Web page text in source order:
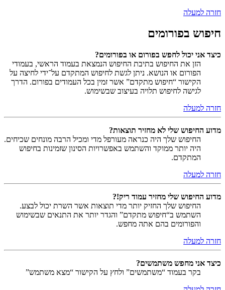
חזרה למעלה
חיפוש בפורומים
כיצד אני יכול לחפש בפורום או בפורומים?
הזן את החיפוש בתיבת החיפוש הנמצאת בעמוד הראשי, בעמודי
הפורום או הנושא. ניתן לגשת לחיפוש המתקדם על־ידי לחיצה על
הקישור “חיפוש מתקדם” אשר זמין בכל העמודים בפורום. הדרך
לגישה לחיפוש תלויה בעיצוב שבשימוש.
חזרה למעלה
מדוע החיפוש שלי לא מחזיר תוצאות?
החיפוש שלך היה כנראה מעורפל מדי ומכיל הרבה מונחים שכיחים.
היה יותר ממוקד והשתמש באפשרויות הסינון שזמינות בחיפוש
המתקדם.
חזרה למעלה
מדוע החיפוש שלי מחזיר עמוד ריק!?
החיפוש שלך החזיק יותר מדי תוצאות אשר השרת יכול לבצע.
השתמש ב“חיפוש מתקדם” והגדר יותר את התנאים שבשימוש
והפורומים בהם אתה מחפש.
חזרה למעלה
כיצד אני מחפש משתמשים?
בקר בעמוד “משתמשים” ולחץ על הקישור “מצא משתמש”